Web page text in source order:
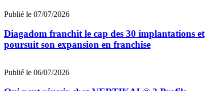
Publié le 07/07/2026
Diagadom franchit le cap des 30 implantations et
poursuit son expansion en franchise
Publié le 06/07/2026